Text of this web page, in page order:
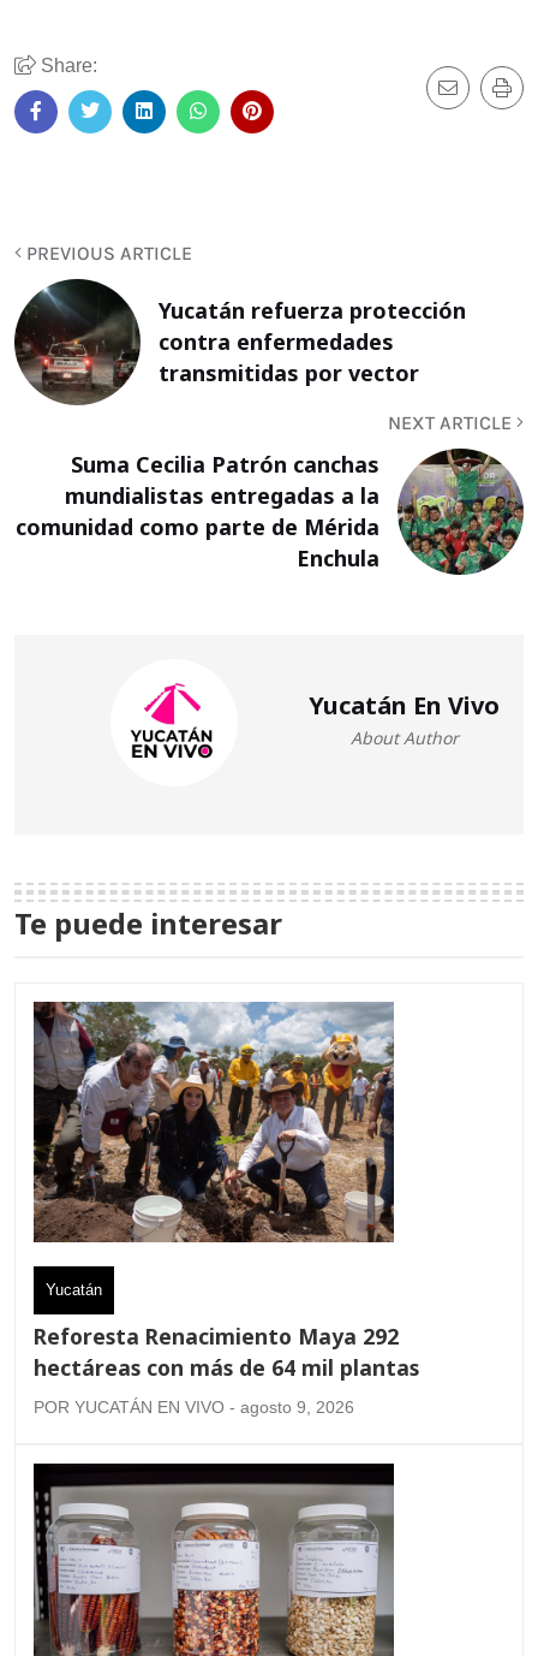
Share:
PREVIOUS ARTICLE
Yucatán refuerza protección
contra enfermedades
transmitidas por vector
NEXT ARTICLE
Suma Cecilia Patrón canchas
mundialistas entregadas a la
comunidad como parte de Mérida
Enchula
Yucatán En Vivo
About Author
Te puede interesar
Yucatán
Reforesta Renacimiento Maya 292
hectáreas con más de 64 mil plantas
POR YUCATÁN EN VIVO - agosto 9, 2026